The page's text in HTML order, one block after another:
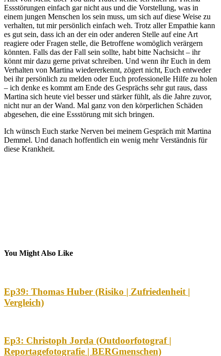
Essstörungen einfach gar nicht aus und die Vorstellung, was in
einem jungen Menschen los sein muss, um sich auf diese Weise zu
verhalten, tut mir persönlich einfach weh. Trotz aller Empathie kann
es gut sein, dass ich an der ein oder anderen Stelle auf eine Art
reagiere oder Fragen stelle, die Betroffene womöglich verärgern
könnten. Falls das der Fall sein sollte, habt bitte Nachsicht – ihr
könnt mir dazu gerne privat schreiben. Und wenn ihr Euch in dem
Verhalten von Martina wiedererkennt, zögert nicht, Euch entweder
bei ihr persönlich zu melden oder Euch professionelle Hilfe zu holen
– ich denke es kommt am Ende des Gesprächs sehr gut raus, dass
Martina sich heute viel besser und stärker fühlt, als die Jahre zuvor,
nicht nur an der Wand. Mal ganz von den körperlichen Schäden
abgesehen, die eine Essstörung mit sich bringen.
Ich wünsch Euch starke Nerven bei meinem Gespräch mit Martina
Demmel. Und danach hoffentlich ein wenig mehr Verständnis für
diese Krankheit.
You Might Also Like
Ep39: Thomas Huber (Risiko | Zufriedenheit |
Vergleich)
Ep3: Christoph Jorda (Outdoorfotograf |
Reportagefotografie | BERGmenschen)